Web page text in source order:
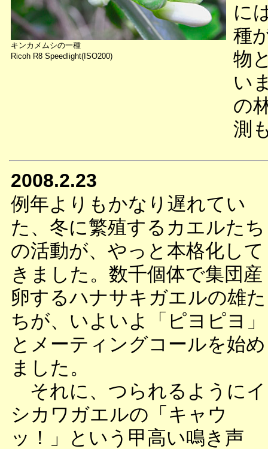
キンカメムシの一種
Ricoh R8 Speedlight(ISO200)
に
種
物
い
の
測
2008.2.23
例年よりもかなり遅れてい
た、冬に繁殖するカエルたち
の活動が、やっと本格化して
きました。数千個体で集団産
卵するハナサキガエルの雄た
ちが、いよいよ「ピヨピヨ」
とメーティングコールを始め
ました。
それに、つられるようにイ
シカワガエルの「キャウ
ッ！」という甲高い鳴き声